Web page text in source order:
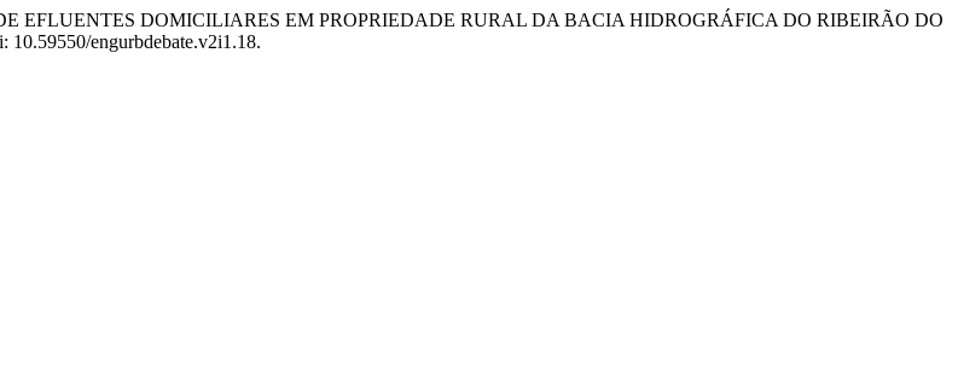
EFLUENTES DOMICILIARES EM PROPRIEDADE RURAL DA BACIA HIDROGRÁFICA DO RIBEIRÃO DO
10.59550/engurbdebate.v2i1.18.